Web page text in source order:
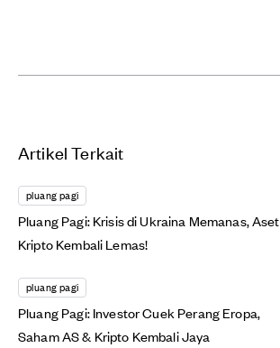
Artikel Terkait
pluang pagi
Pluang Pagi: Krisis di Ukraina Memanas, Aset
Kripto Kembali Lemas!
pluang pagi
Pluang Pagi: Investor Cuek Perang Eropa,
Saham AS & Kripto Kembali Jaya